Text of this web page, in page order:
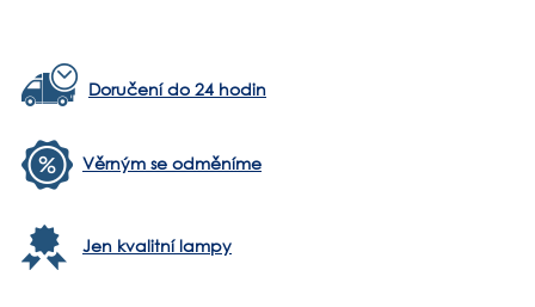
Doručení do 24 hodin
Věrným se odměníme
Jen kvalitní lampy